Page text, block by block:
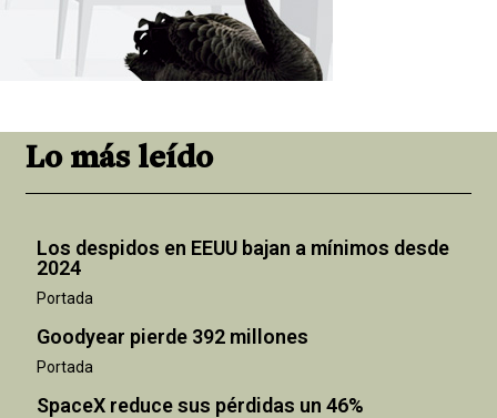
Lo más leído
Los despidos en EEUU bajan a mínimos desde
2024
Portada
Goodyear pierde 392 millones
Portada
SpaceX reduce sus pérdidas un 46%